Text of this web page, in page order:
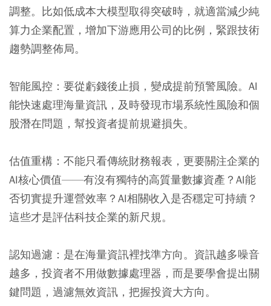
調整。比如低成本大模型取得突破時，就適當減少純
算力企業配置，增加下游應用公司的比例，緊跟技術
趨勢調整佈局。
智能風控： 要從虧錢後止損，變成提前預警風險。AI
能快速處理海量資訊，及時發現市場系統性風險和個
股潛在問題，幫投資者提前規避損失。
估值重構： 不能只看傳統財務報表，更要關注企業的
AI核心價值——有沒有獨特的高質量數據資產？AI能
否切實提升運營效率？AI相關收入是否穩定可持續？
這些才是評估科技企業的新尺規。
認知過濾： 是在海量資訊裡找準方向。資訊越多噪音
越多，投資者不用做數據處理器，而是要學會提出關
鍵問題，過濾無效資訊，把握投資大方向。